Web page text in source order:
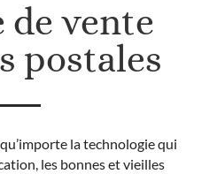
de vente
postales
la technologie qui
les bonnes et vieilles